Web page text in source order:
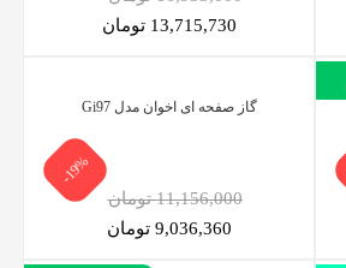
13,715,730 تومان
گاز صفحه ای اخوان مدل Gi97
-19%
11,156,000 تومان
9,036,360 تومان